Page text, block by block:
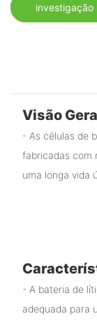
investigação
Visão
- As células de
fabricadas com
uma longa vida
- A bateria de
adequada para